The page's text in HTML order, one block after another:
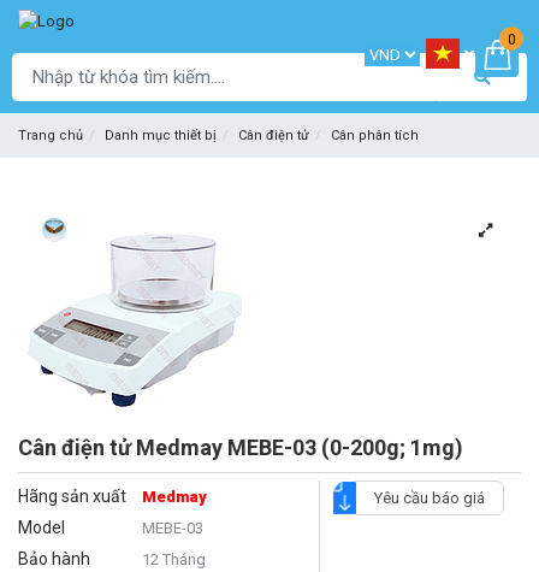
0
Trang chủ Danh mục thiết bị Cân điện tử Cân phân tích
Cân điện tử Medmay MEBE-03 (0-200g; 1mg)
Hãng sản xuất Medmay
Model MEBE-03
Bảo hành 12 Tháng
Yêu cầu báo giá